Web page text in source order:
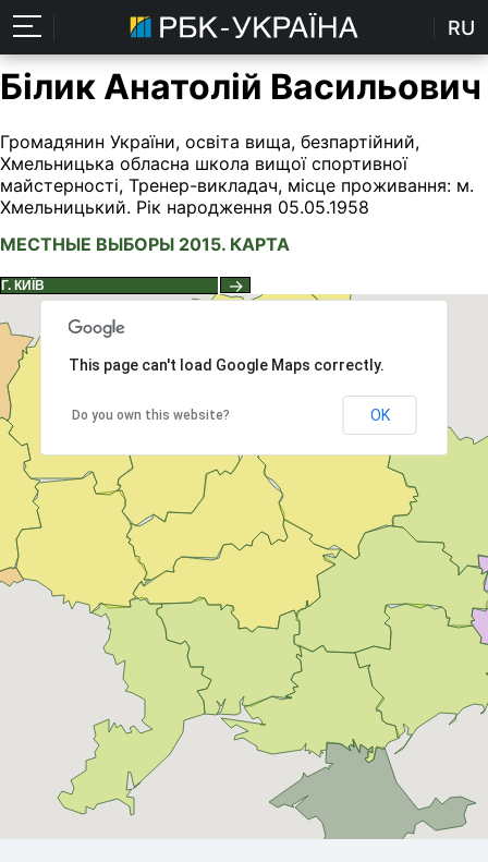
RU
Білик Анатолій Васильович
Громадянин України, освіта вища, безпартійний,
Хмельницька обласна школа вищої спортивної
майстерності, Тренер-викладач, місце проживання: м.
Хмельницький. Рік народження 05.05.1958
МЕСТНЫЕ ВЫБОРЫ 2015. КАРТА
→
This page can't load Google Maps correctly.
Do you own this website? OK